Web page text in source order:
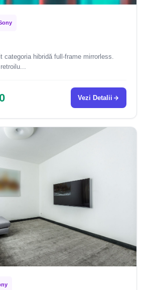
categoria hibridă full-frame mirrorless.
Vezi Detalii